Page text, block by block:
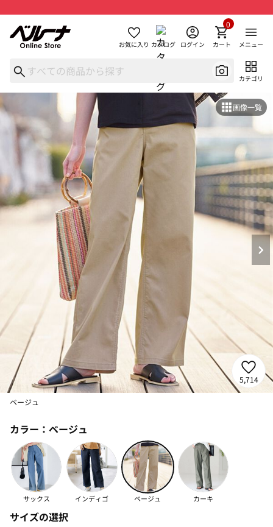
お気に入り カタログ ログイン カート
0
メニュー
カテゴリ
画像一覧
5,714
ベージュ
カラー： ベージュ
サックス インディゴ ベージュ カーキ
サイズの選択